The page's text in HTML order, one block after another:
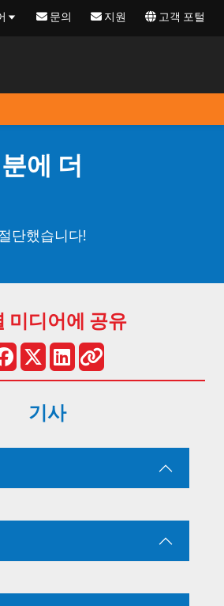
문의 지원 고객 포털
에 더
단했습니다!
미디어에 공유
기사